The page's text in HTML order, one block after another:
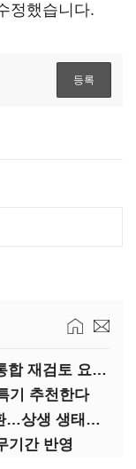
정했습니다.
국방부, 역대 참모총장 사관학교 통합 재검토 요구에 "다양한 의견 수렴해 합리적 시스템 만들 것"
기 추천한다
"첨단전력 획득제도 패러다임 전환…상생 생태계 조성해 대체불가 K-방산 도약"
기간 반영